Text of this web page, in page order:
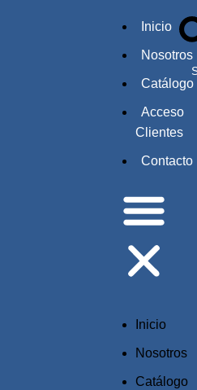
Inicio
Nosotros
Catálogo
Acceso
Clientes
Contacto
Inicio
Nosotros
Catálogo